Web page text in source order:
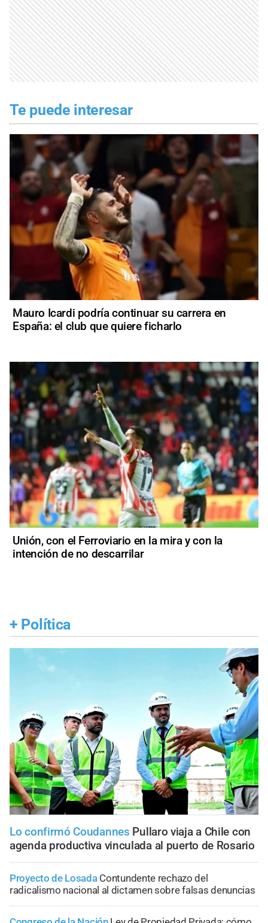
Te puede interesar
Mauro Icardi podría continuar su carrera en
España: el club que quiere ficharlo
Unión, con el Ferroviario en la mira y con la
intención de no descarrilar
+ Política
Lo confirmó Coudannes Pullaro viaja a Chile con
agenda productiva vinculada al puerto de Rosario
Proyecto de Losada Contundente rechazo del
radicalismo nacional al dictamen sobre falsas denuncias